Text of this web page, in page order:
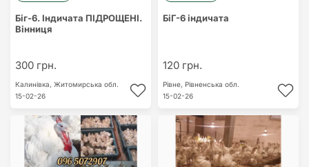
Біг-6. Індичата ПІДРОЩЕНІ.
Вінниця
300 грн.
Калинівка, Житомирська обл.
15-02-26
БіГ-6 індичата
120 грн.
Рівне, Рівненська обл.
15-02-26